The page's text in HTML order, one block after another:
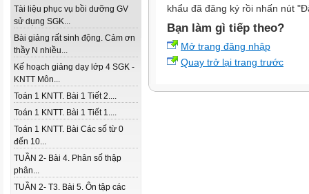
Tài liệu phục vụ bồi dưỡng GV
sử dụng SGK...
Bài giảng rất sinh động. Cảm ơn
thầy N nhiều...
Kế hoạch giảng dạy lớp 4 SGK -
KNTT Môn...
Toán 1 KNTT. Bài 1 Tiết 2....
Toán 1 KNTT. Bài 1 Tiết 1....
Toán 1 KNTT. Bài Các số từ 0
đến 10...
TUẦN 2- Bài 4. Phân số thập
phân...
TUẦN 2- T3. Bài 5. Ôn tập các
khẩu đã đăng ký rồi nhấn nút
Bạn làm gì tiếp theo?
Mở trang đăng nhập
Quay trở lại trang trước